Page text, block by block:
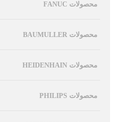
محصولات FANUC
محصولات BAUMULLER
محصولات HEIDENHAIN
محصولات PHILIPS